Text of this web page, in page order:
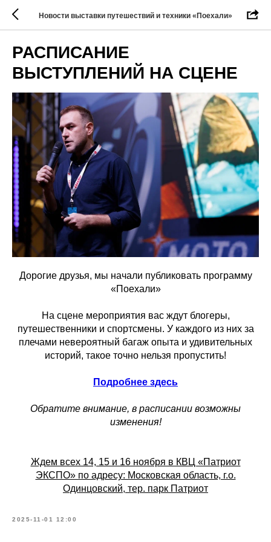
Новости выставки путешествий и техники «Поехали»
РАСПИСАНИЕ
ВЫСТУПЛЕНИЙ НА СЦЕНЕ
Дорогие друзья, мы начали публиковать программу
«Поехали»
На сцене мероприятия вас ждут блогеры,
путешественники и спортсмены. У каждого из них за
плечами невероятный багаж опыта и удивительных
историй, такое точно нельзя пропустить!
Подробнее здесь
Обратите внимание, в расписании возможны
изменения!
Ждем всех 14, 15 и 16 ноября в КВЦ «Патриот
ЭКСПО» по адресу: Московская область, г.о.
Одинцовский, тер. парк Патриот
2025-11-01 12:00